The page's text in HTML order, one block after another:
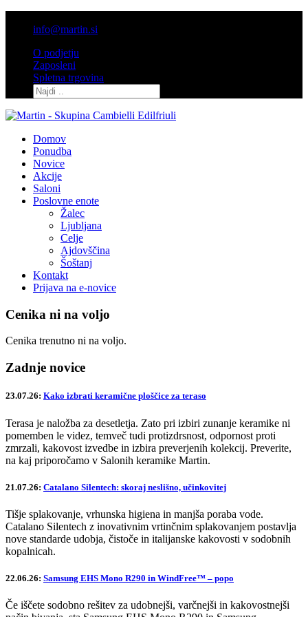
info@martin.si
O podjetju
Zaposleni
Spletna trgovina
Domov
Ponudba
Novice
Akcije
Saloni
Poslovne enote
Žalec
Ljubljana
Celje
Ajdovščina
Šoštanj
Kontakt
Prijava na e-novice
Cenika ni na voljo
Cenika trenutno ni na voljo.
Zadnje novice
23.07.26: Kako izbrati keramične ploščice za teraso
Terasa je naložba za desetletja. Zato pri izbiri zunanje keramike ni
pomemben le videz, temveč tudi protizdrsnost, odpornost proti
zmrzali, kakovost izvedbe in izbira preverjenih kolekcij. Preverite,
na kaj priporočamo v Salonih keramike Martin.
21.07.26: Catalano Silentech: skoraj neslišno, učinkovitej
Tišje splakovanje, vrhunska higiena in manjša poraba vode.
Catalano Silentech z inovativnim vrtinčnim splakovanjem postavlja
nove standarde udobja, čistoče in italijanske kakovosti v sodobnih
kopalnicah.
22.06.26: Samsung EHS Mono R290 in WindFree™ – popo
Če iščete sodobno rešitev za udobnejši, varčnejši in kakovostnejši